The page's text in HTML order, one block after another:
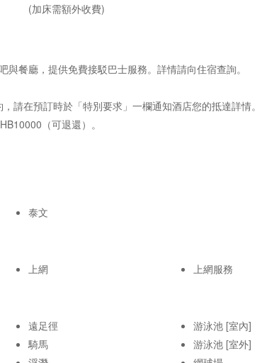
(加床需額外收費)
餐廳，提供免費接駁巴士服務。詳情請向住宿查詢。
請在預訂時於「特別要求」一欄通知酒店您的抵達詳情。
（可退還）。
泰文
上網 上網服務
遠足徑
騎馬
游泳池 [室內]
游泳池 [室外]